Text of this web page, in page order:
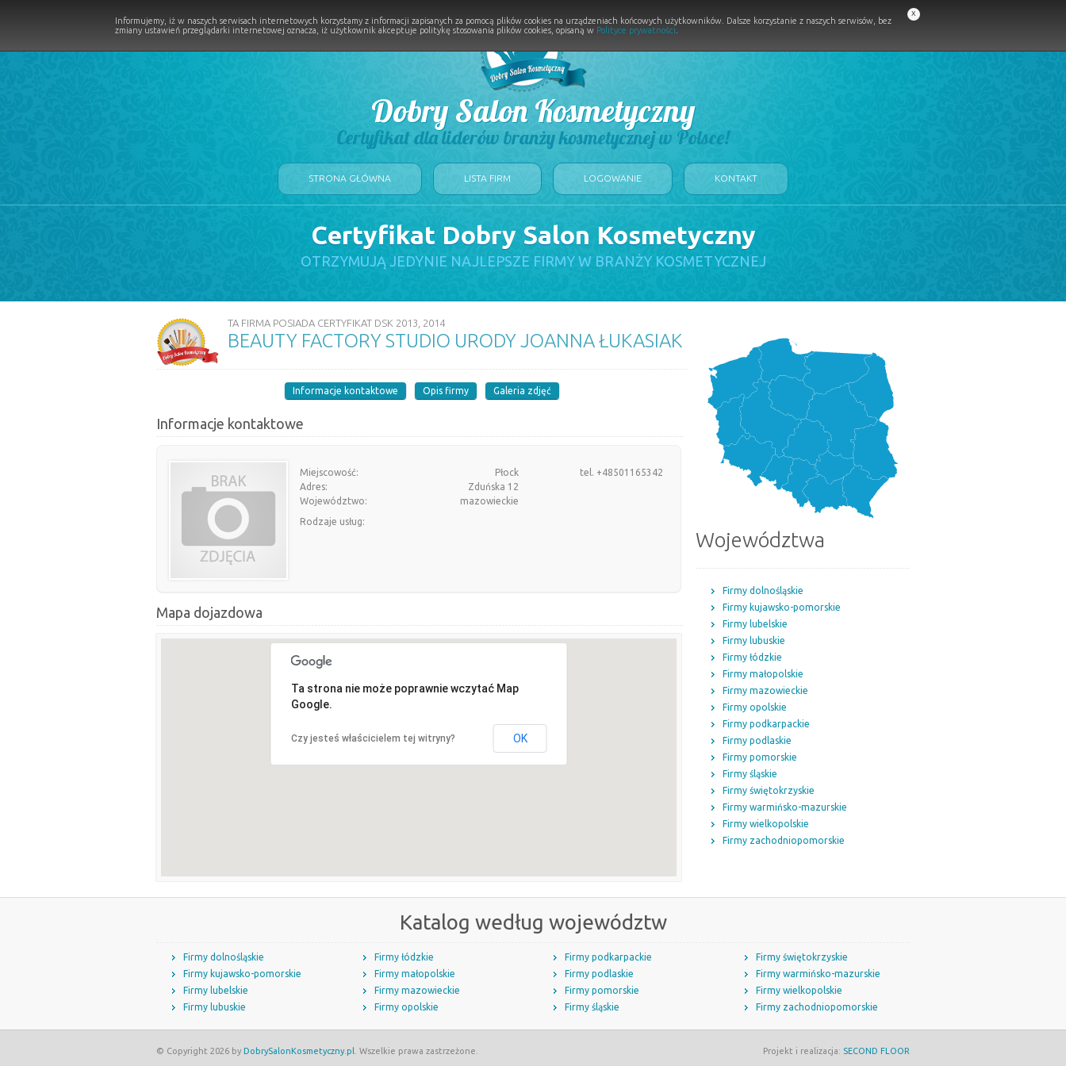
Dobry Salon Kosmetyczny
Certyfikat dla liderów branży kosmetycznej w Polsce!
STRONA GŁÓWNA LISTA FIRM LOGOWANIE KONTAKT
Certyfikat Dobry Salon Kosmetyczny
OTRZYMUJĄ JEDYNIE NAJLEPSZE FIRMY W BRANŻY KOSMETYCZNEJ
TA FIRMA POSIADA CERTYFIKAT DSK 2013, 2014
BEAUTY FACTORY STUDIO URODY JOANNA ŁUKASIAK
Informacje kontaktowe Opis firmy Galeria zdjęć
Informacje kontaktowe
Miejscowość:
Płock
Adres:
Zduńska 12
Województwo:
mazowieckie
tel. +48501165342
Rodzaje usług:
Mapa dojazdowa
Ta strona nie może poprawnie wczytać Map
Google.
Czy jesteś właścicielem tej witryny? OK
Województwa
Firmy dolnośląskie
Firmy kujawsko-pomorskie
Firmy lubelskie
Firmy lubuskie
Firmy łódzkie
Firmy małopolskie
Firmy mazowieckie
Firmy opolskie
Firmy podkarpackie
Firmy podlaskie
Firmy pomorskie
Firmy śląskie
Firmy świętokrzyskie
Firmy warmińsko-mazurskie
Firmy wielkopolskie
Firmy zachodniopomorskie
Katalog według województw
Firmy dolnośląskie
Firmy kujawsko-pomorskie
Firmy lubelskie
Firmy lubuskie
Firmy łódzkie
Firmy małopolskie
Firmy mazowieckie
Firmy opolskie
Firmy podkarpackie
Firmy podlaskie
Firmy pomorskie
Firmy śląskie
Firmy świętokrzyskie
Firmy warmińsko-mazurskie
Firmy wielkopolskie
Firmy zachodniopomorskie
© Copyright 2026 by DobrySalonKosmetyczny.pl . Wszelkie prawa zastrzeżone. Projekt i realizacja: SECOND FLOOR
Informujemy, iż w naszych serwisach internetowych korzystamy z informacji zapisanych za pomocą plików cookies na urządzeniach końcowych użytkowników. Dalsze korzystanie z naszych serwisów, bez
zmiany ustawień przeglądarki internetowej oznacza, iż użytkownik akceptuje politykę stosowania plików cookies, opisaną w Polityce prywatności
x